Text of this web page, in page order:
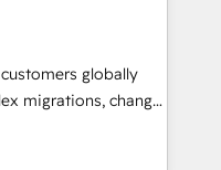
at global
of trust built through
globally
migrations, change
and creative
impact and